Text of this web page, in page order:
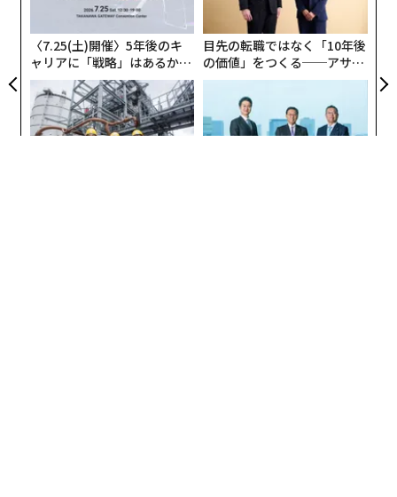
〈7.25(土)開催〉5年後のキ
ャリアに「戦略」はあるか。
トップエグゼクティブのキャ
リアに触れる1日│CAREER S
UMMIT 2026
目先の転職ではなく「10年後
の価値」をつくる──アサイ
ンの長期伴走型支援とは